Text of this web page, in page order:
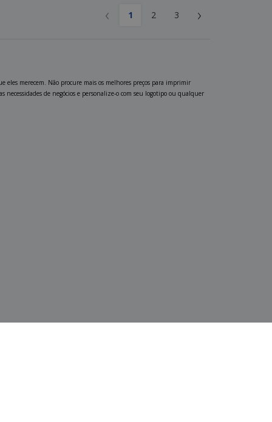
‹ 1 2 3 ›
eles merecem. Não procure mais os melhores preços para imprimir
necessidades de negócios e personalize-o com seu logotipo ou qualquer